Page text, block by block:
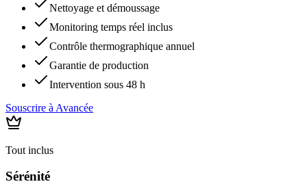
Nettoyage et démoussage
Monitoring temps réel inclus
Contrôle thermographique annuel
Garantie de production
Intervention sous 48 h
Souscrire à Avancée
Tout inclus
Sérénité